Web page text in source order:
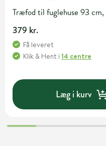
Træfod til fuglehuse 93
379 kr.
Få leveret
Klik & Hent i 14 centre
Læg i kurv